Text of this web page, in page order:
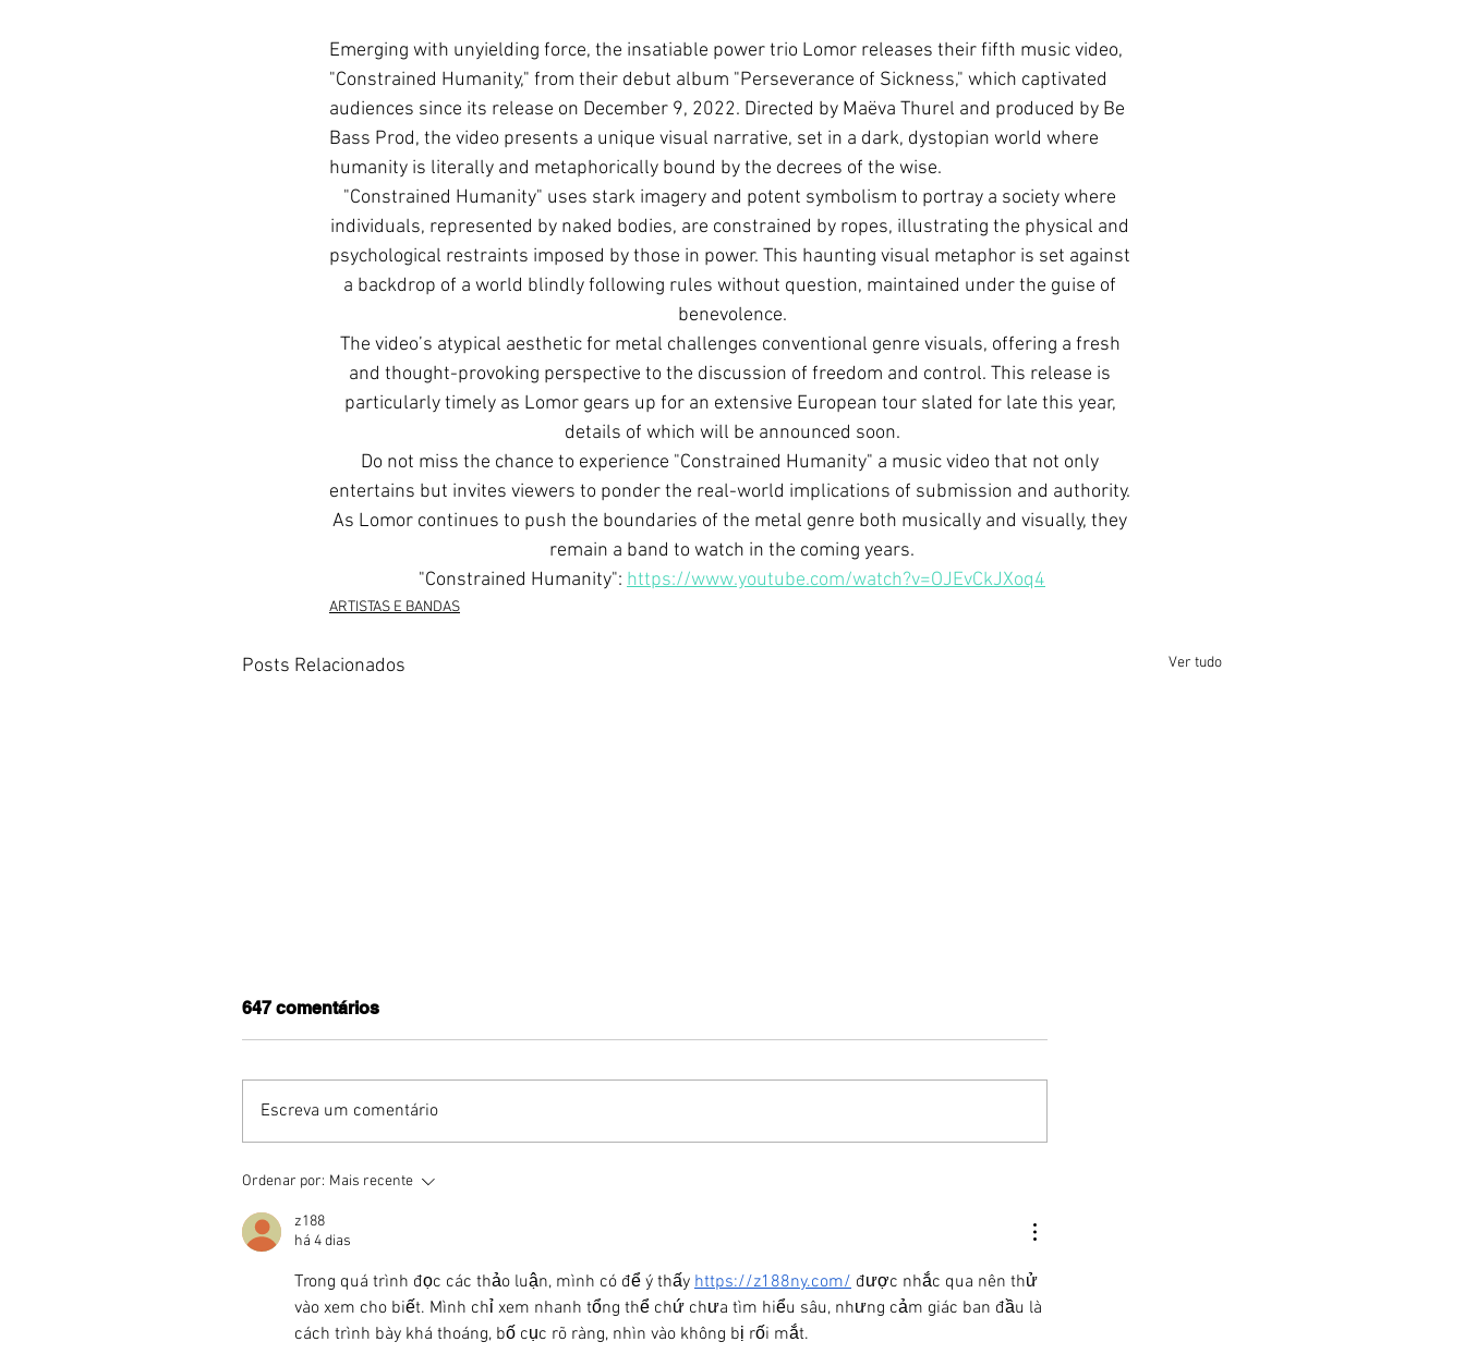
Emerging with unyielding force, the insatiable power trio Lomor releases their fifth music video,
"Constrained Humanity," from their debut album "Perseverance of Sickness," which captivated
audiences since its release on December 9, 2022. Directed by Maëva Thurel and produced by Be
Bass Prod, the video presents a unique visual narrative, set in a dark, dystopian world where
humanity is literally and metaphorically bound by the decrees of the wise.
"Constrained Humanity" uses stark imagery and potent symbolism to portray a society where
individuals, represented by naked bodies, are constrained by ropes, illustrating the physical and
psychological restraints imposed by those in power. This haunting visual metaphor is set against
a backdrop of a world blindly following rules without question, maintained under the guise of
benevolence.
The video’s atypical aesthetic for metal challenges conventional genre visuals, offering a fresh
and thought-provoking perspective to the discussion of freedom and control. This release is
particularly timely as Lomor gears up for an extensive European tour slated for late this year,
details of which will be announced soon.
Do not miss the chance to experience "Constrained Humanity" a music video that not only
entertains but invites viewers to ponder the real-world implications of submission and authority.
As Lomor continues to push the boundaries of the metal genre both musically and visually, they
remain a band to watch in the coming years.
"Constrained Humanity": https://www.youtube.com/watch?v=OJEvCkJXoq4
ARTISTAS E BANDAS
Posts Relacionados Ver tudo
Benzaelas: Benzadeus
reúne grandes vozes
femininas em novo
audiovisual
647 comentários
Escreva um comentário
Ordenar por: Mais recente
z188
há 4 dias
Trong quá trình đọc các thảo luận, mình có để ý thấy https://z188ny.com/ được nhắc qua nên thử
vào xem cho biết. Mình chỉ xem nhanh tổng thể chứ chưa tìm hiểu sâu, nhưng cảm giác ban đầu là
cách trình bày khá thoáng, bố cục rõ ràng, nhìn vào không bị rối mắt.